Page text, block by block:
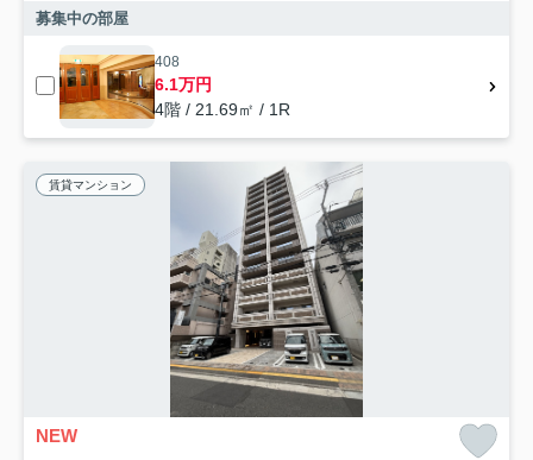
募集中の部屋
408
6.1万円
4階 / 21.69㎡ / 1R
賃貸マンション
NEW